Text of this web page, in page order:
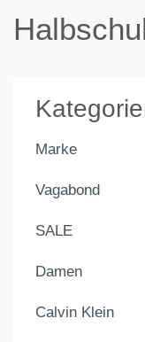
Marke
Vagabond
SALE
Damen
Calvin Klein